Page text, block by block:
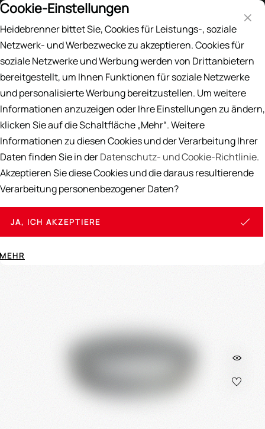
Preisliste
Suche
Home / ERSATZTEILE / Gas Ersatzteile /Brennerdeckel & Unterteile
Brennerdeckel & Unterteile
Sortieren Ansicht
Cookie-Einstellungen
Heidebrenner bittet Sie, Cookies für Leistungs-, soziale
Netzwerk- und Werbezwecke zu akzeptieren. Cookies für
soziale Netzwerke und Werbung werden von Drittanbietern
bereitgestellt, um Ihnen Funktionen für soziale Netzwerke
und personalisierte Werbung bereitzustellen. Um weitere
Informationen anzuzeigen oder Ihre Einstellungen zu ändern,
klicken Sie auf die Schaltfläche „Mehr“. Weitere
Informationen zu diesen Cookies und der Verarbeitung Ihrer
Daten finden Sie in derDatenschutz- und Cookie-Richtlinie.
Akzeptieren Sie diese Cookies und die daraus resultierende
Verarbeitung personenbezogener Daten?
JA, ICH AKZEPTIERE
MEHR